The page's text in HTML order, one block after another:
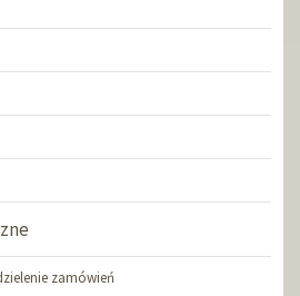
zamówień